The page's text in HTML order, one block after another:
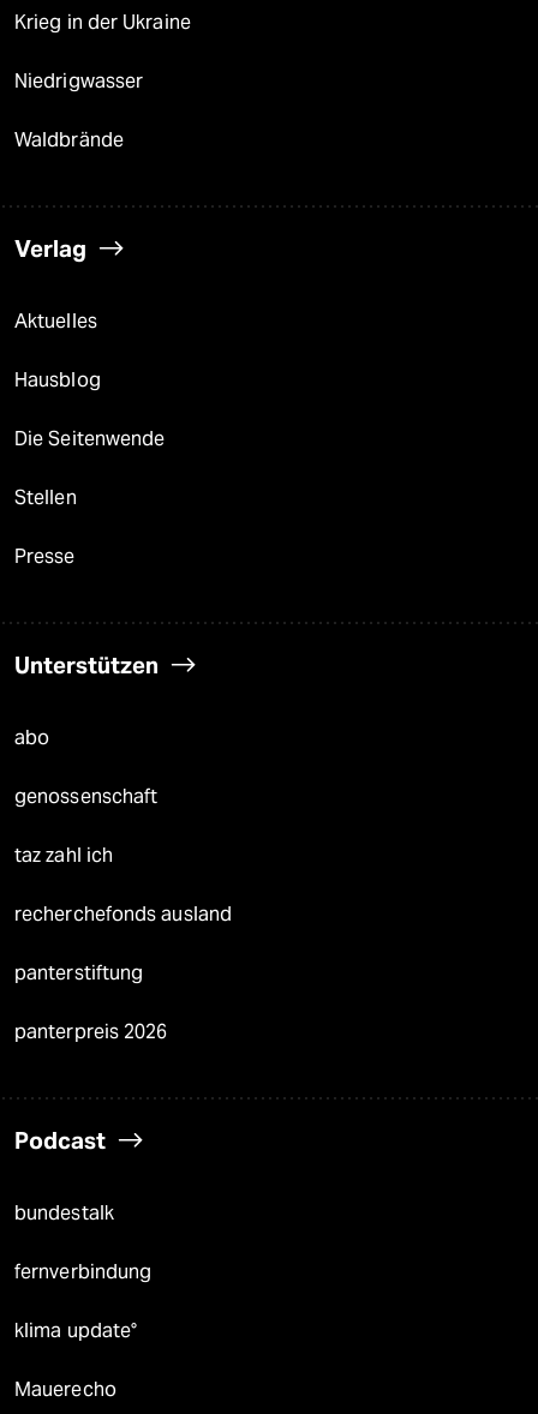
Krieg in der Ukraine
Niedrigwasser
Waldbrände
Verlag
Aktuelles
Hausblog
Die Seitenwende
Stellen
Presse
Unterstützen
abo
genossenschaft
taz zahl ich
recherchefonds ausland
panterstiftung
panterpreis 2026
Podcast
bundestalk
fernverbindung
klima update°
Mauerecho